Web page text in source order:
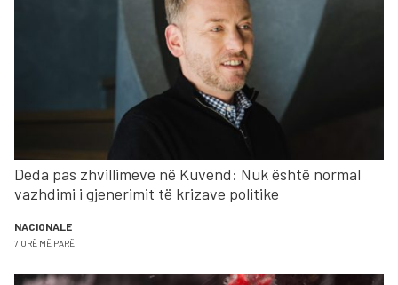
Deda pas zhvillimeve në Kuvend: Nuk është normal
vazhdimi i gjenerimit të krizave politike
NACIONALE
7 ORË MË PARË